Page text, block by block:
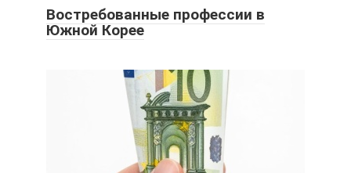
Востребованные профессии в
Южной Корее